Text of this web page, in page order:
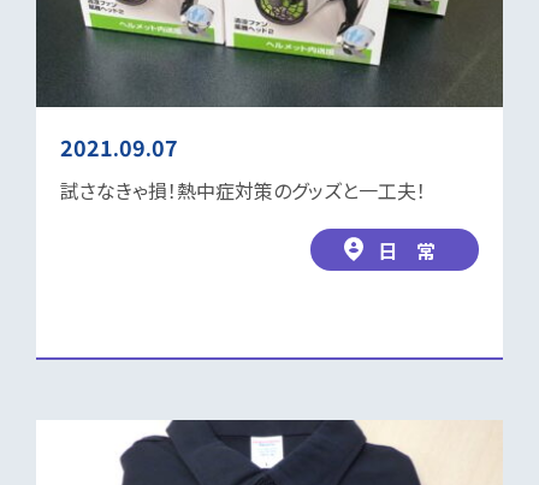
2021.09.07
試さなきゃ損！熱中症対策のグッズと一工夫！
日 常